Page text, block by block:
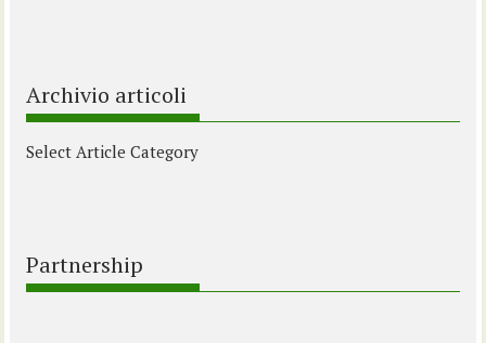
Archivio articoli
Select Article Category
Partnership